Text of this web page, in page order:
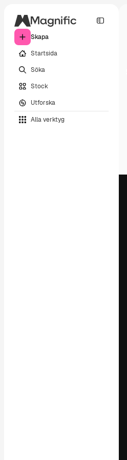
Skapa
Startsida
Söka
Stock
Utforska
Alla verktyg